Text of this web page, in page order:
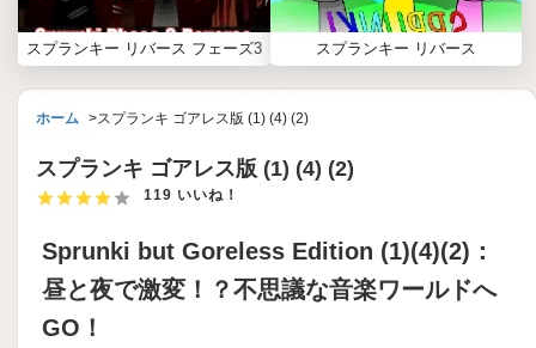
スプランキー リバース フェーズ3 スプランキー リバース
ホーム スプランキ ゴアレス版 (1) (4) (2)
スプランキ ゴアレス版 (1) (4) (2)
119 いいね！
Sprunki but Goreless Edition (1)(4)(2)：
昼と夜で激変！？不思議な音楽ワールドへ
GO！